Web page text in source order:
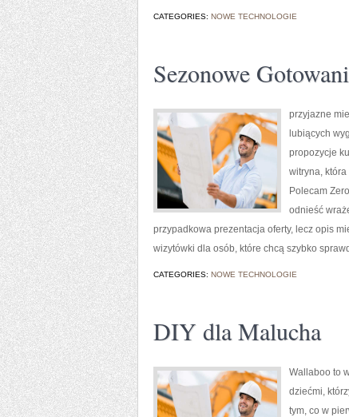
CATEGORIES: NOWE TECHNOLOGIE
Sezonowe
przyjazne
lubiących
propozycje
witryna,
Polecam
odnieść
przypadkowa prezentacja oferty, lecz opis
wizytówki dla osób, które chcą szybko
CATEGORIES: NOWE TECHNOLOGIE
DIY dla Malucha
Wallaboo to
dziećmi,
tym, co w